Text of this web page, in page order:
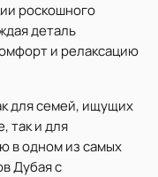
роскошного
деталь
и релаксацию
для семей, ищущих
так и для
в одном из самых
Дубая с